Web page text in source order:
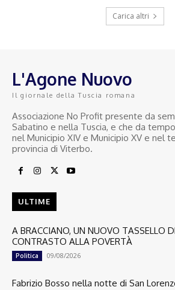
Carica altri
L'Agone Nuovo
Il giornale della Tuscia romana
Associazione No Profit presente da
Sabatino e nella Tuscia, e che da
nel Municipio XIV e Municipio XV e nel
provincia di Viterbo.
ULTIME
A BRACCIANO, UN NUOVO TASSELLO
CONTRASTO ALLA POVERTÀ
Politica 09/08/2026
Fabrizio Bosso nella notte di San